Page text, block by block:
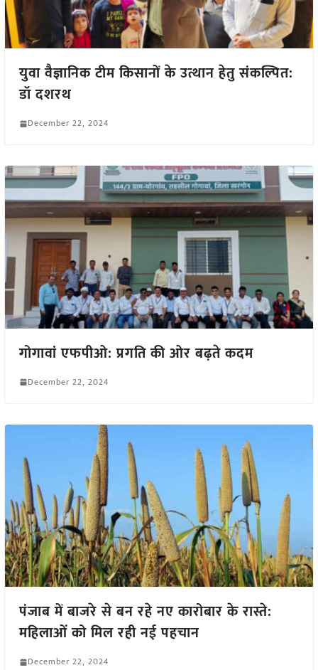
युवा वैज्ञानिक टीम किसानों के उत्थान हेतु संकल्पित:
डॉ दशरथ
December 22, 2024
गोगावां एफपीओ: प्रगति की ओर बढ़ते कदम
December 22, 2024
पंजाब में बाजरे से बन रहे नए कारोबार के रास्ते:
महिलाओं को मिल रही नई पहचान
December 22, 2024